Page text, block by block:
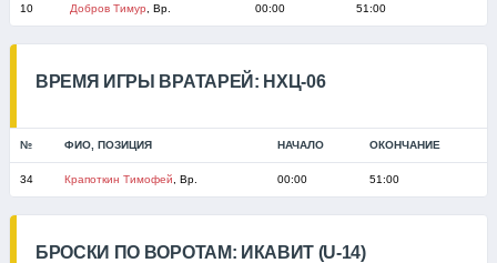
10 Добров Тимур , Вр. 00:00 51:00
ВРЕМЯ ИГРЫ ВРАТАРЕЙ: НХЦ-06
№ ФИО, ПОЗИЦИЯ НАЧАЛО ОКОНЧАНИЕ
34 Крапоткин Тимофей , Вр. 00:00 51:00
БРОСКИ ПО ВОРОТАМ: ИКАВИТ (U-14)